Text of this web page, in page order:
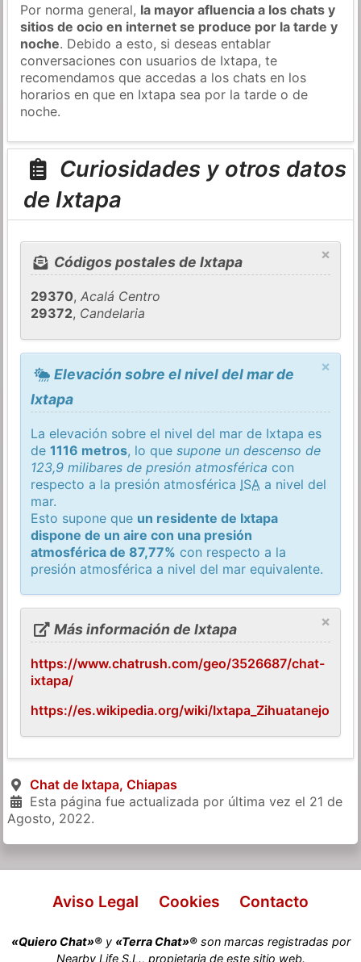
Por norma general, la mayor afluencia a los chats y
sitios de ocio en internet se produce por la tarde y
noche. Debido a esto, si deseas entablar
conversaciones con usuarios de Ixtapa, te
recomendamos que accedas a los chats en los
horarios en que en Ixtapa sea por la tarde o de
noche.
Curiosidades y otros datos
de Ixtapa
×
Códigos postales de Ixtapa
29370,Acalá Centro
29372, Candelaria
×
Elevación sobre el nivel del mar de
Ixtapa
La elevación sobre el nivel del mar de Ixtapa es
de1116 metros, lo quesupone un descenso de
123,9 milibares de presión atmosférica con
respecto a la presión atmosférica ISA a nivel del
mar.
Esto supone que un residente de Ixtapa
dispone de un aire con una presión
atmosférica de 87,77% con respecto a la
presión atmosférica a nivel del mar equivalente.
×
Más información de Ixtapa
https://www.chatrush.com/geo/3526687/chat-
ixtapa/
https://es.wikipedia.org/wiki/Ixtapa_Zihuatanejo
Chat de Ixtapa, Chiapas
Esta página fue actualizada por última vez el 21 de
Agosto, 2022.
Aviso Legal Cookies Contacto
«Quiero Chat»®y «Terra Chat»®son marcas registradas por
Nearby Life S.L., propietaria de este sitio web.